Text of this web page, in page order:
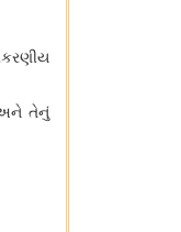
તેનું